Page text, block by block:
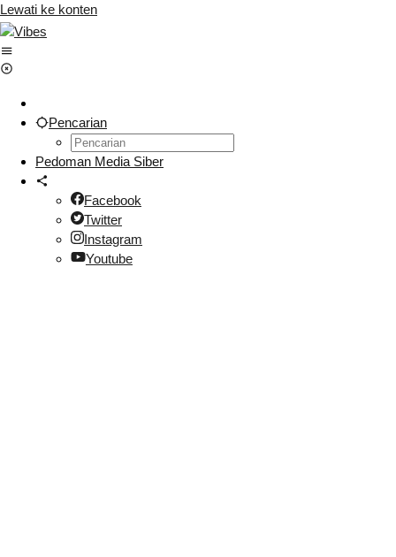
Lewati ke konten
Pencarian
Pedoman Media Siber
Facebook
Twitter
Instagram
Youtube